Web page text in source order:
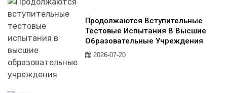
Продолжаются Вступительные
Тестовые Испытания В Высшие
Образовательные Учреждения
2026-07-20